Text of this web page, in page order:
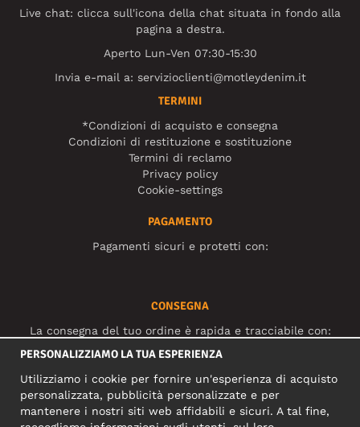
Live chat: clicca sull'icona della chat situata in fondo alla
pagina a destra.
Aperto Lun-Ven 07:30-15:30
Invia e-mail a: servizioclienti@motleydenim.it
TERMINI
*Condizioni di acquisto e consegna
Condizioni di restituzione e sostituzione
Termini di reclamo
Privacy policy
Cookie-settings
PAGAMENTO
Pagamenti sicuri e protetti con:
CONSEGNA
La consegna del tuo ordine è rapida e tracciabile con:
SOCIAL MEDIA
PERSONALIZZIAMO LA TUA ESPERIENZA
Utilizziamo i cookie per fornire un'esperienza di acquisto
personalizzata, pubblicità personalizzate e per
mantenere i nostri siti web affidabili e sicuri. A tal fine,